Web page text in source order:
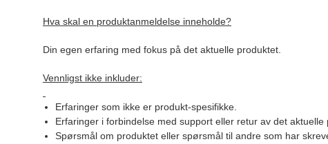
Hva skal en produktanmeldelse inneholde?
Din egen erfaring med fokus på det aktuelle produktet.
Vennligst ikke inkluder:
Erfaringer som ikke er produkt-spesifikke.
Erfaringer i forbindelse med support eller retur av det aktuelle
Spørsmål om produktet eller spørsmål til andre som har